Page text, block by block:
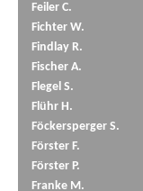
Feiler C.
Fichter W.
Findlay R.
Fischer A.
Flegel S.
Flühr H.
Föckersperger S.
Förster F.
Förster P.
Franke M.